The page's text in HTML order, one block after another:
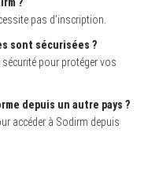
pas d’inscription.
sont sécurisées ?
pour protéger vos
depuis un autre pays ?
accéder à Sodirm depuis